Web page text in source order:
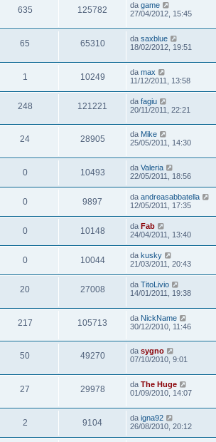
635 125782 da game
27/04/2012, 15:45
65 65310 da saxblue
18/02/2012, 19:51
1 10249 da max
11/12/2011, 13:58
248 121221 da fagiu
20/11/2011, 22:21
24 28905 da Mike
25/05/2011, 14:30
0 10493 da Valeria
22/05/2011, 18:56
0 9897 da andreasabbatella
12/05/2011, 17:35
0 10148 da Fab
24/04/2011, 13:40
0 10044 da kusky
21/03/2011, 20:43
20 27008 da TitoLivio
14/01/2011, 19:38
217 105713 da NickName
30/12/2010, 11:46
50 49270 da sygno
07/10/2010, 9:01
27 29978 da The Huge
01/09/2010, 14:07
2 9104 da igna92
26/08/2010, 20:12